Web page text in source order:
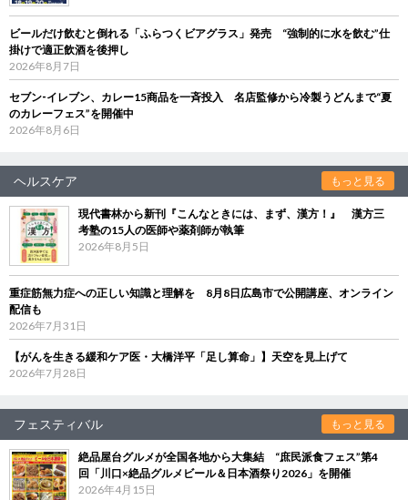
ビールだけ飲むと倒れる「ふらつくビアグラス」発売 “強制的に水を飲む”仕
掛けで適正飲酒を後押し
2026年8月7日
セブン‐イレブン、カレー15商品を一斉投入 名店監修から冷製うどんまで“夏
のカレーフェス”を開催中
2026年8月6日
ヘルスケア もっと見る
現代書林から新刊『こんなときには、まず、漢方！』 漢方三
考塾の15人の医師や薬剤師が執筆
2026年8月5日
重症筋無力症への正しい知識と理解を 8月8日広島市で公開講座、オンライン
配信も
2026年7月31日
【がんを生きる緩和ケア医・大橋洋平「足し算命」】天空を見上げて
2026年7月28日
フェスティバル もっと見る
絶品屋台グルメが全国各地から大集結 “庶民派食フェス”第4
回「川口×絶品グルメビール＆日本酒祭り2026」を開催
2026年4月15日